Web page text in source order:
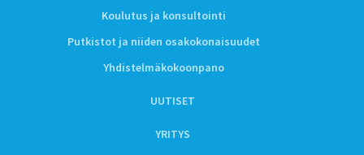
Koulutus ja konsultointi
Putkistot ja niiden osakokonaisuudet
Yhdistelmäkokoonpano
UUTISET
YRITYS